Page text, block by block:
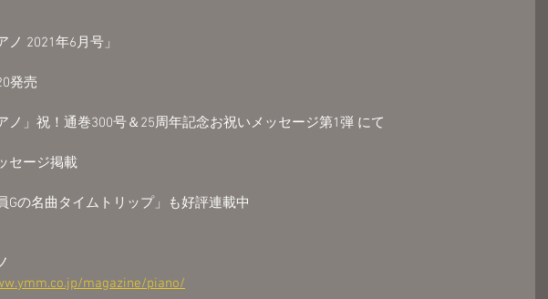
ノ 2021年6月号」
発売
ノ」祝！通巻300号＆25周年記念お祝いメッセージ第1弾 にて
セージ掲載
Gの名曲タイムトリップ」も好評連載中
magazine/piano/